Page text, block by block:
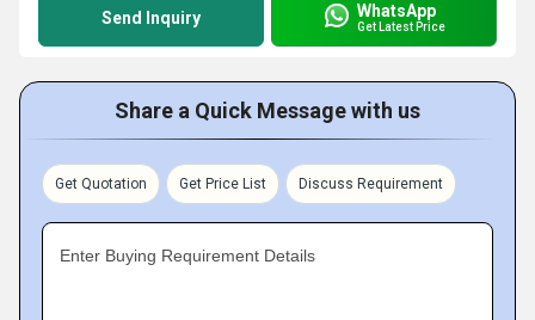
Send Inquiry WhatsApp
Get Latest Price
Share a Quick Message with us
Get Quotation Get Price List Discuss Requirement
Enter Buying Requirement Details